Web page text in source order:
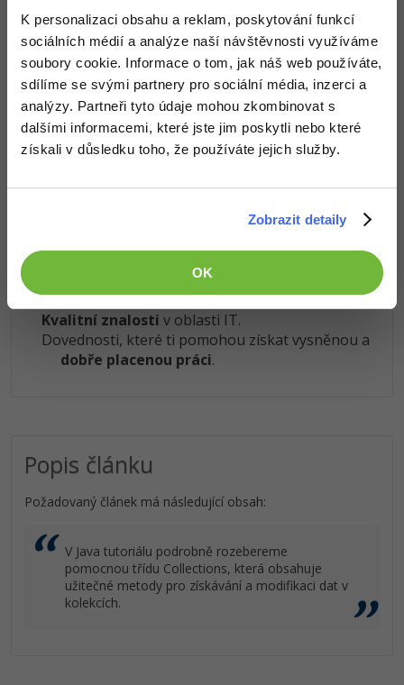
K personalizaci obsahu a reklam, poskytování funkcí
sociálních médií a analýze naší návštěvnosti využíváme
soubory cookie. Informace o tom, jak náš web používáte,
sdílíme se svými partnery pro sociální média, inzerci a
analýzy. Partneři tyto údaje mohou zkombinovat s
dalšími informacemi, které jste jim poskytli nebo které
získali v důsledku toho, že používáte jejich služby.
Zobrazit detaily
OK
Windows
Linux
Kybernetická bezpečnost
Fórum
Fórum
Znalosti v hodnotě stovek tisíc získáš za pár korun
Došel jsi až sem a to je super! Věříme, že ti první lekce
ukázaly něco nového a užitečného.
Chceš v kurzu pokračovat? Přejdi do
prémiové sekce
Co od nás v dalších lekcích dostaneš?
Přístup k jednotlivým lekcím dle způsobu pořízení.
Kvalitní znalosti v oblasti IT.
Dovednosti, které ti pomohou získat vysněnou a
dobře placenou práci.
Popis článku
Požadovaný článek má následující obsah:
V Java tutoriálu podrobně rozebereme
pomocnou třídu Collections, která obsahuje
užitečné metody pro získávání a modifikaci dat v
kolekcích.